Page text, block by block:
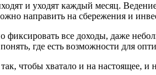
и уходят каждый месяц.
направить на сбережения и
все доходы, даже
где есть возможности для